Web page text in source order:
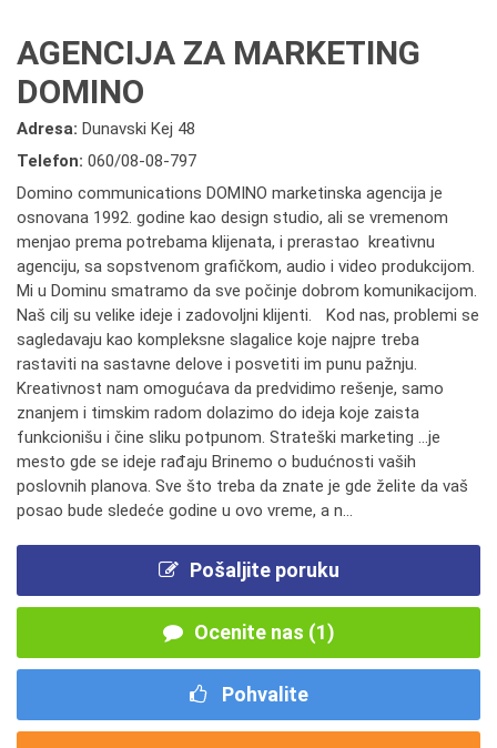
AGENCIJA ZA MARKETING
DOMINO
Adresa: Dunavski Kej 48
Telefon: 060/08-08-797
Domino communications DOMINO marketinska agencija je
osnovana 1992. godine kao design studio, ali se vremenom
menjao prema potrebama klijenata, i prerastao kreativnu
agenciju, sa sopstvenom grafičkom, audio i video produkcijom.
Mi u Dominu smatramo da sve počinje dobrom komunikacijom.
Naš cilj su velike ideje i zadovoljni klijenti. Kod nas, problemi se
sagledavaju kao kompleksne slagalice koje najpre treba
rastaviti na sastavne delove i posvetiti im punu pažnju.
Kreativnost nam omogućava da predvidimo rešenje, samo
znanjem i timskim radom dolazimo do ideja koje zaista
funkcionišu i čine sliku potpunom. Strateški marketing …je
mesto gde se ideje rađaju Brinemo o budućnosti vaših
poslovnih planova. Sve što treba da znate je gde želite da vaš
posao bude sledeće godine u ovo vreme, a n...
Pošaljite poruku
Ocenite nas (1)
Pohvalite